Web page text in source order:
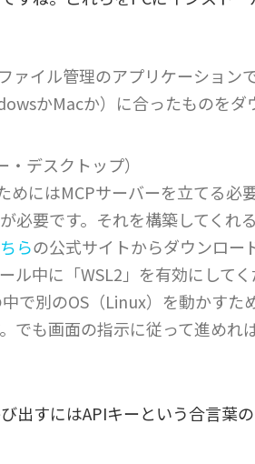
ァイル管理のアプリケーション
かMacか）に合ったものを
デスクトップ）
めにはMCPサーバーを立てる必
必要です。それを構築してくれ
らの公式サイトからダウンロー
ル中に「WSL2」を有効にして
で別のOS（Linux）を動かすた
でも画面の指示に従って進めれ
出すにはAPIキーという合言葉